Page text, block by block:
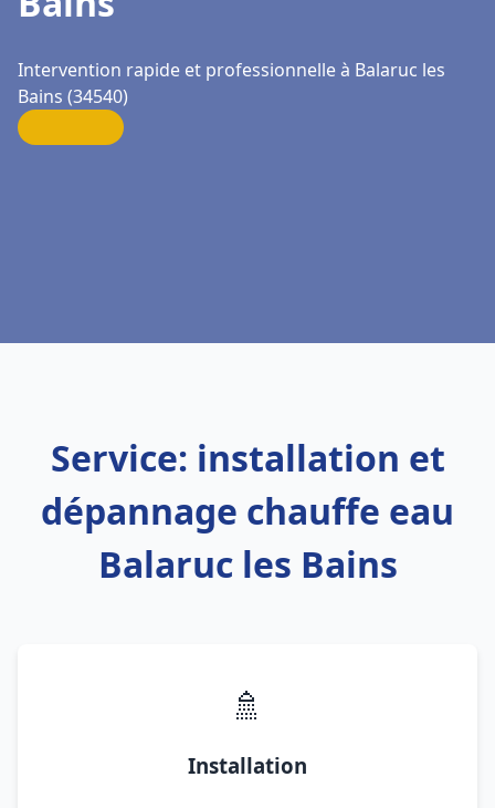
Intervention rapide et professionnelle à Balaruc les
Bains (34540)
Service: installation et
dépannage chauffe eau
Balaruc les Bains
🚿
Installation